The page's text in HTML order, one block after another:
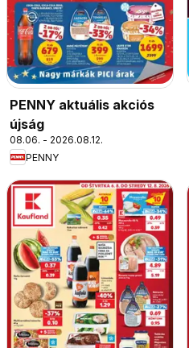
PENNY aktuális akciós
újság
08.06. - 2026.08.12.
PENNY